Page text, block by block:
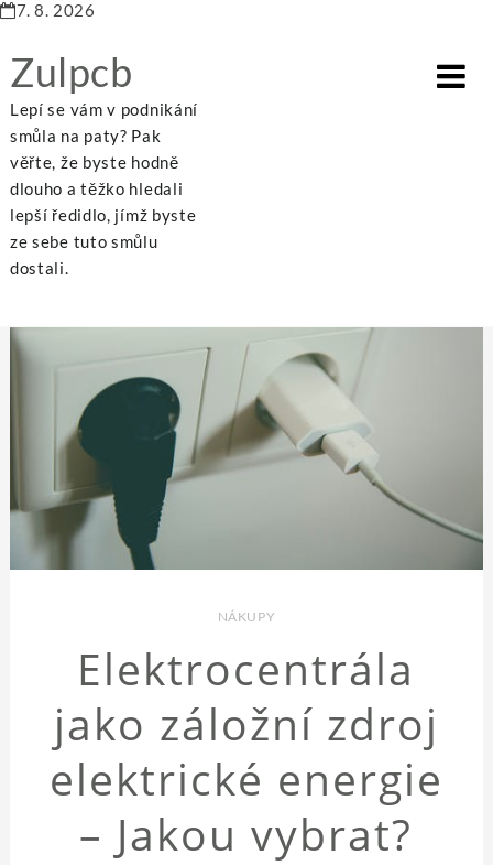
7. 8. 2026
Zulpcb
Lepí se vám v podnikání
smůla na paty? Pak
věřte, že byste hodně
dlouho a těžko hledali
lepší ředidlo, jímž byste
ze sebe tuto smůlu
dostali.
Home
Nákupy
Elektrocentrála jako záložní zdroj elektrické energie – Jakou vybrat?
NÁKUPY
Elektrocentrála
jako záložní zdroj
elektrické energie
– Jakou vybrat?